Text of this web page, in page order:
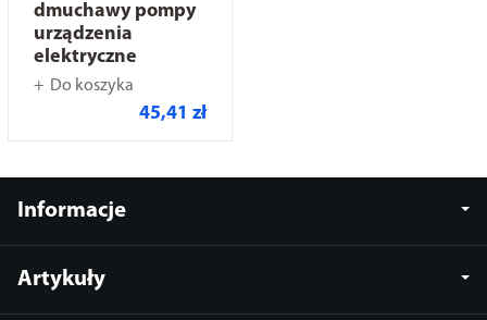
dmuchawy pompy
urządzenia
elektryczne
Do koszyka
45,41 zł
Informacje
Artykuły